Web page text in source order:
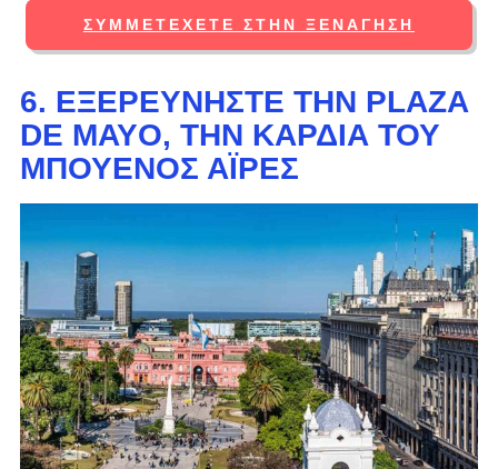
ΣΥΜΜΕΤΈΧΕΤΕ ΣΤΗΝ ΞΕΝΆΓΗΣΗ
6. ΕΞΕΡΕΥΝΉΣΤΕ ΤΗΝ PLAZA
DE MAYO, ΤΗΝ ΚΑΡΔΙΆ ΤΟΥ
ΜΠΟΥΈΝΟΣ ΆΙΡΕΣ